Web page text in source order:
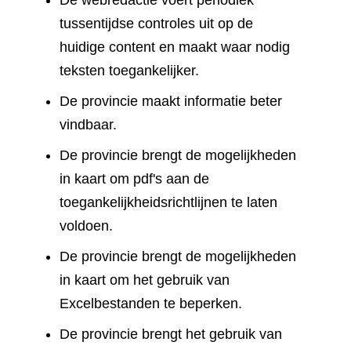
tussentijdse controles uit op de
huidige content en maakt waar nodig
teksten toegankelijker.
De provincie maakt informatie beter
vindbaar.
De provincie brengt de mogelijkheden
in kaart om pdf's aan de
toegankelijkheidsrichtlijnen te laten
voldoen.
De provincie brengt de mogelijkheden
in kaart om het gebruik van
Excelbestanden te beperken.
De provincie brengt het gebruik van